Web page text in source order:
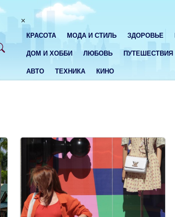
×
КРАСОТА МОДА И СТИЛЬ ЗДОРОВЬЕ
ДОМ И ХОББИ ЛЮБОВЬ ПУТЕШЕСТВИЯ
АВТО ТЕХНИКА КИНО